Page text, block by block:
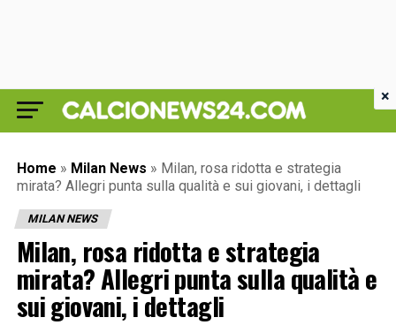
Home » Milan News » Milan, rosa ridotta e strategia
mirata? Allegri punta sulla qualità e sui giovani, i dettagli
MILAN NEWS
Milan, rosa ridotta e strategia
mirata? Allegri punta sulla qualità e
sui giovani, i dettagli
×